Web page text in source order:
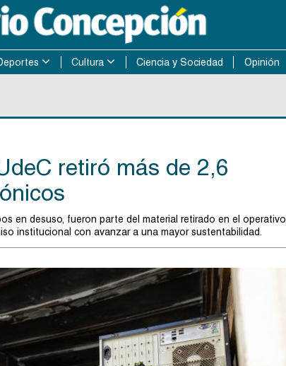
Cultura Ciencia y Sociedad Opinión
retiró más de 2,6
en desuso, fueron parte del material retirado en el operativo
institucional con avanzar a una mayor sustentabilidad.